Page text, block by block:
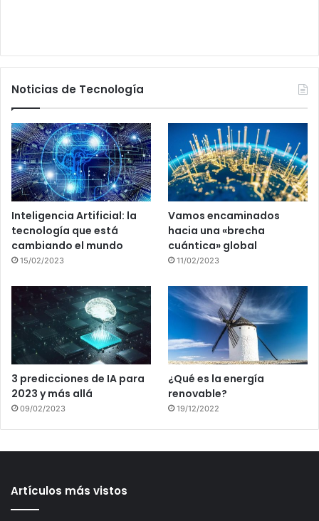
Noticias de Tecnología
Inteligencia Artificial: la
tecnología que está
cambiando el mundo
15/02/2023
Vamos encaminados
hacia una «brecha
cuántica» global
11/02/2023
3 predicciones de IA para
2023 y más allá
09/02/2023
¿Qué es la energía
renovable?
19/12/2022
Artículos más vistos